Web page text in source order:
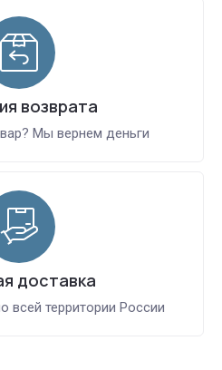
возврата
Мы вернем деньги
доставка
всей территории России